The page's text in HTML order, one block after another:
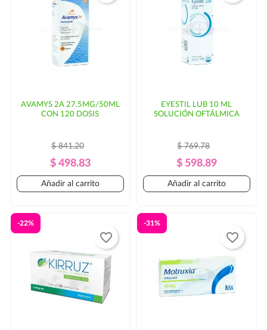
entrega. En ese caso, se solicitaría autorización por
parte del cliente.
AVAMYS 2A 27.5MG/50ML
CON 120 DOSIS
Precio
Regular
$ 841.20
Precio
$ 498.83
Añadir al carrito
EYESTIL LUB 10 ML
SOLUCIÓN OFTÁLMICA
Precio
Regular
$ 769.78
Precio
$ 598.89
Añadir al carrito
-22%
favorite_border
-31%
favorite_border